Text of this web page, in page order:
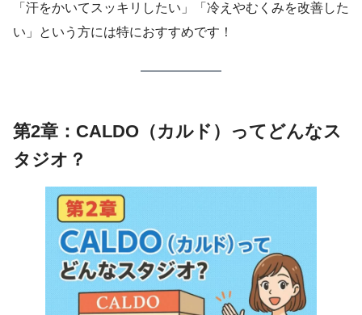
「汗をかいてスッキリしたい」「冷えやむくみを改善した
い」という方には特におすすめです！
第2章：CALDO（カルド）ってどんなス
タジオ？